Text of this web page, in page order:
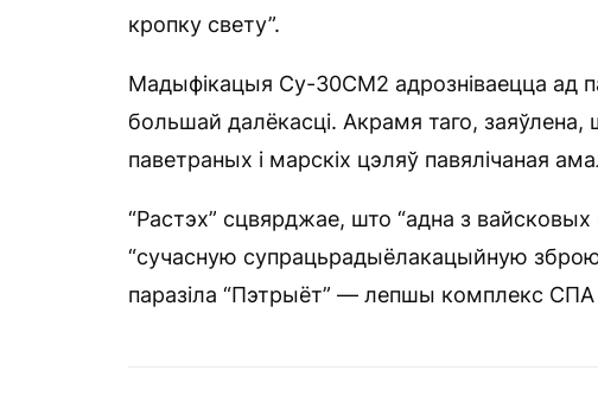
кропку свету”.
Мадыфікацыя Су-30СМ2 адрозніваецца ад
большай далёкасці. Акрамя таго,
паветраных і марскіх цэляў павялічаная
“Растэх” сцвярджае, што “адна з
“сучасную супрацьрадыёлакацыйную
паразіла “Пэтрыёт” — лепшы комплекс СПА